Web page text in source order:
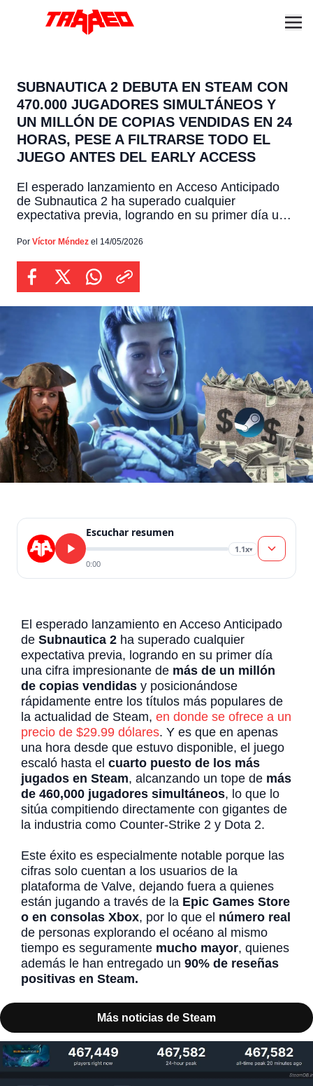
SUBNAUTICA 2 DEBUTA EN STEAM CON
470.000 JUGADORES SIMULTÁNEOS Y
UN MILLÓN DE COPIAS VENDIDAS EN 24
HORAS, PESE A FILTRARSE TODO EL
JUEGO ANTES DEL EARLY ACCESS
El esperado lanzamiento en Acceso Anticipado
de Subnautica 2 ha superado cualquier
expectativa previa, logrando en su primer día una
vendidas y posicionándose rápidamente entre los
en donde se ofrece a un precio de $29.99
dólares. Y es […]
Por Víctor Méndez el 14/05/2026
Escuchar resumen
1.1x▾
0:00
El esperado lanzamiento en Acceso Anticipado
de Subnautica 2 ha superado cualquier
expectativa previa, logrando en su primer día
una cifra impresionante de más de un millón
de copias vendidas y posicionándose
rápidamente entre los títulos más populares de
la actualidad de Steam, en donde se ofrece a un
precio de $29.99 dólares. Y es que en apenas
una hora desde que estuvo disponible, el juego
escaló hasta el cuarto puesto de los más
jugados en Steam, alcanzando un tope de más
de 460,000 jugadores simultáneos, lo que lo
sitúa compitiendo directamente con gigantes de
la industria como Counter-Strike 2 y Dota 2.
Este éxito es especialmente notable porque las
cifras solo cuentan a los usuarios de la
plataforma de Valve, dejando fuera a quienes
están jugando a través de la Epic Games Store
o en consolas Xbox, por lo que el número real
de personas explorando el océano al mismo
tiempo es seguramente mucho mayor, quienes
además le han entregado un 90% de reseñas
positivas en Steam.
Más noticias de Steam